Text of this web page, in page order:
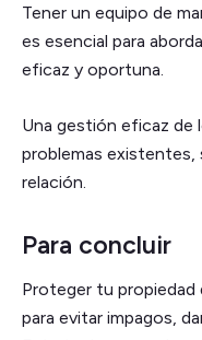
Tener un equipo de
es esencial para
eficaz y oportuna.
Una gestión eficaz
problemas
relación.
Para concluir
Proteger tu propiedad
para evitar impagos,